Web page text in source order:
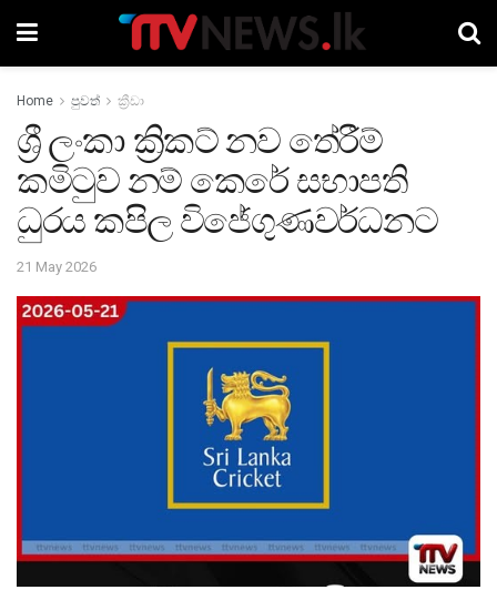
Home පුවත් ක්‍රීඩා
ශ්‍රී ලංකා ක්‍රිකට් නව තේරීම්
කමිටුව නම් කෙරේ සභාපති
ධුරය කපිල විජේගුණවර්ධනට
21 May 2026